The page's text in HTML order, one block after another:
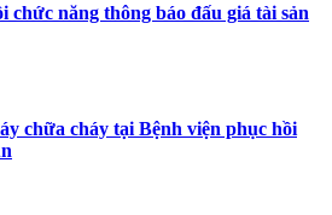
chức năng thông báo đấu giá tài sản
chữa cháy tại Bệnh viện phục hồi